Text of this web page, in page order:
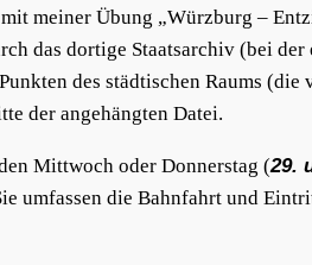
meiner Übung „Würzburg –
das dortige Staatsarchiv (bei
des städtischen Raums
der angehängten Datei.
Mittwoch oder Donnerstag (29.
umfassen die Bahnfahrt und